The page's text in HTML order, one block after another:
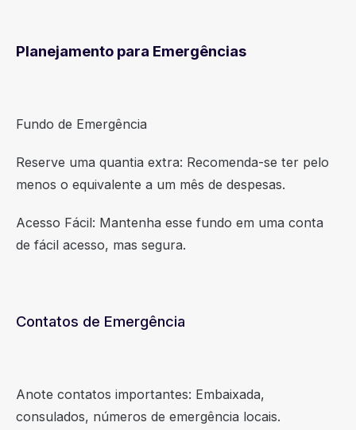
Planejamento para Emergências
Fundo de Emergência
Reserve uma quantia extra: Recomenda-se ter pelo
menos o equivalente a um mês de despesas.
Acesso Fácil: Mantenha esse fundo em uma conta
de fácil acesso, mas segura.
Contatos de Emergência
Anote contatos importantes: Embaixada,
consulados, números de emergência locais.